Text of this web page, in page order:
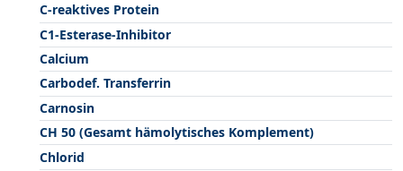
C-reaktives Protein
C1-Esterase-Inhibitor
Calcium
Carbodef. Transferrin
Carnosin
CH 50 (Gesamt hämolytisches Komplement)
Chlorid